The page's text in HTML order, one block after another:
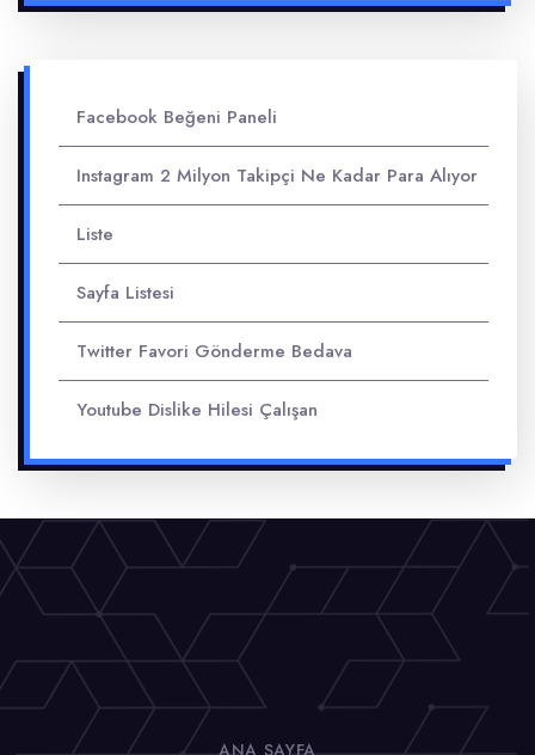
Facebook Beğeni Paneli
Instagram 2 Milyon Takipçi Ne Kadar Para Alıyor
Liste
Sayfa Listesi
Twitter Favori Gönderme Bedava
Youtube Dislike Hilesi Çalışan